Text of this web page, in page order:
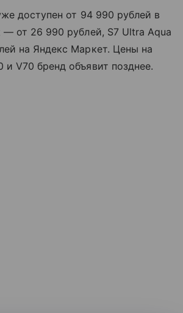
доступен от 94 990 рублей в
от 26 990 рублей, S7 Ultra Aqua
на Яндекс Маркет. Цены на
и V70 бренд объявит позднее.